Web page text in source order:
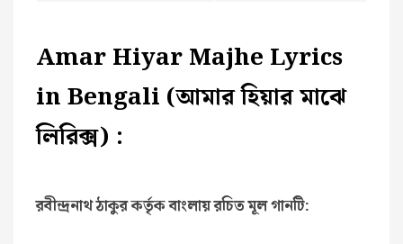
Amar Hiyar Majhe Lyrics
in Bengali (আমার হিয়ার মাঝে
লিরিক্স) :
রবীন্দ্রনাথ ঠাকুর কর্তৃক বাংলায় রচিত মূল গানটি: